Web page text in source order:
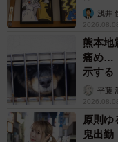
浅井
熊本地
痛め…
示する
平藤
原則
鬼出